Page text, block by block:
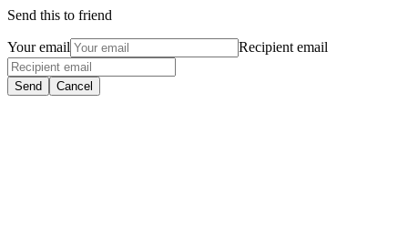
Send this to friend
Your email Recipient email
Send Cancel